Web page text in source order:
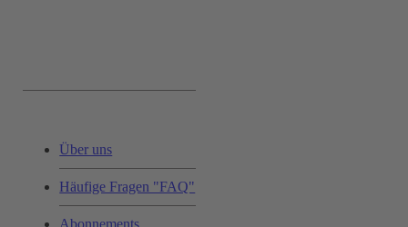
Über uns
Häufige Fragen "FAQ"
Abonnements